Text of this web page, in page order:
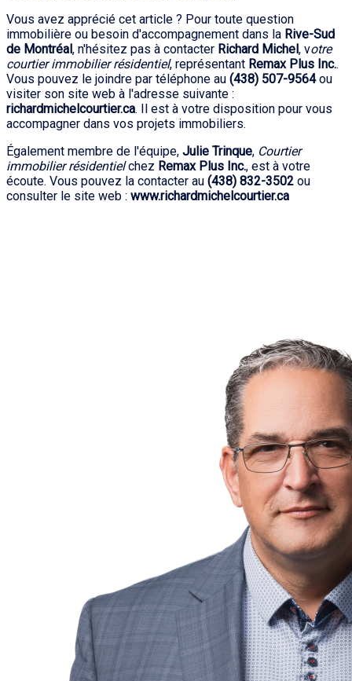
Vous avez apprécié cet article ? Pour toute question
immobilière ou besoin d'accompagnement dans la Rive-Sud
de Montréal, n'hésitez pas à contacter Richard Michel, votre
courtier immobilier résidentiel, représentant Remax Plus Inc..
Vous pouvez le joindre par téléphone au (438) 507-9564ou
visiter son site web à l'adresse suivante :
richardmichelcourtier.ca. Il est à votre disposition pour vous
accompagner dans vos projets immobiliers.
Également membre de l'équipe, Julie Trinque, Courtier
immobilier résidentielchez Remax Plus Inc., est à votre
écoute. Vous pouvez la contacter au (438) 832-3502 ou
consulter le site web : www.richardmichelcourtier.ca